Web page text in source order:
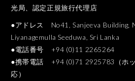
光局、認定正規旅行代理店
●アドレス No41, Sanjeeva Building,
Liyanagemulla Seeduwa, Sri Lanka
●電話番号 +94 (0)11 2265264
●携帯電話 +94 (0)71 2925783（ホ
応）